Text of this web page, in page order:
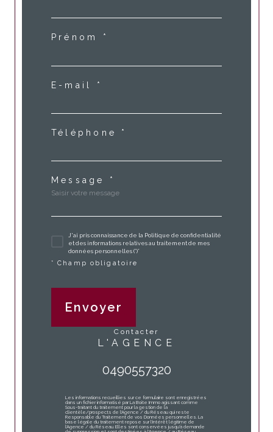
Prénom *
E-mail *
Téléphone *
Message *
J'ai pris connaissance de la Politique de confidentialité
et des informations relatives au traitement de mes
données personnelles (*)*
* Champ obligatoire
Envoyer
contacter
L'AGENCE
0490557320
Les informations recueillies sur ce formulaire sont enregistrées
dans un fichier informatisé par La Boite Immo agissant comme
Sous-traitant du traitement pour la gestion de la
clientèle/prospects de l'Agence / du Réseau qui reste
Responsable du Traitement de vos Données personnelles. La
base légale du traitement repose sur l'intérêt légitime de
l'Agence / du Réseau. Elles sont conservées jusqu'à demande